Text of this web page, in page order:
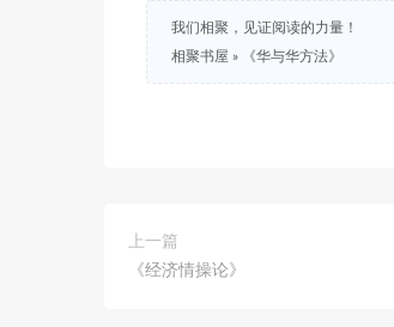
我们相聚，见证阅读的力量！
相聚书屋 » 《华与华方法》
上一篇
《经济情操论》